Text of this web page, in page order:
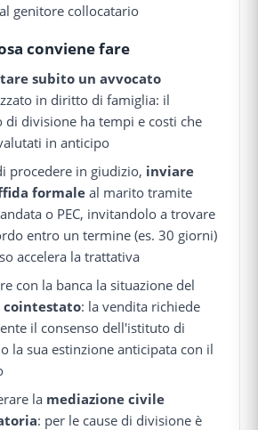
genitore collocatario
conviene fare
subito un avvocato
in diritto di famiglia: il
di divisione ha tempi e costi che
in anticipo
procedere in giudizio, inviare
formale al marito tramite
o PEC, invitandolo a trovare
entro un termine (es. 30 giorni)
accelera la trattativa
con la banca la situazione del
cointestato: la vendita richiede
il consenso dell'istituto di
la sua estinzione anticipata con il
la mediazione civile
: per le cause di divisione è